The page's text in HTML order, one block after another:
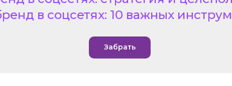
в соцсетях: 10 важных
Забрать